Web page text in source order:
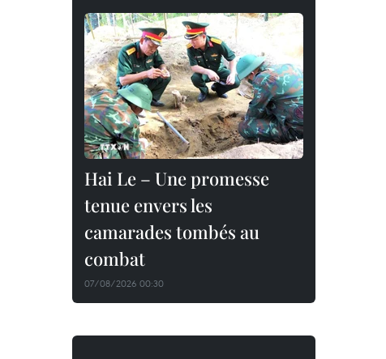
Hai Le – Une promesse
tenue envers les
camarades tombés au
combat
07/08/2026 00:30